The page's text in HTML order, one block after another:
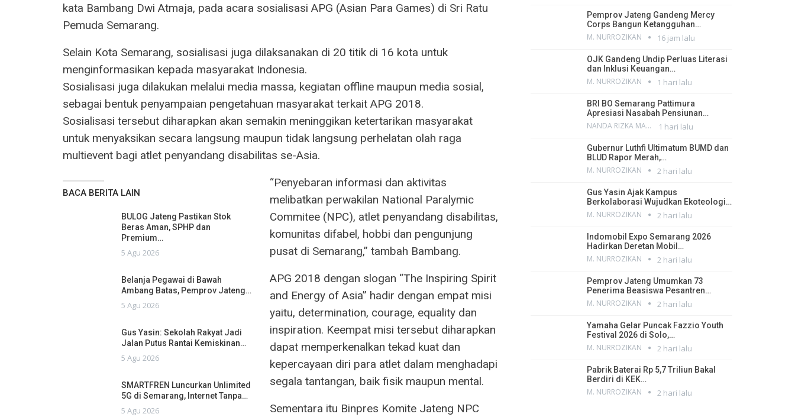
kata Bambang Dwi Atmaja, pada acara sosialisasi APG (Asian Para Games) di Sri Ratu
Pemuda Semarang.
Selain Kota Semarang, sosialisasi juga dilaksanakan di 20 titik di 16 kota untuk
menginformasikan kepada masyarakat Indonesia.
Sosialisasi juga dilakukan melalui media massa, kegiatan offline maupun media sosial,
sebagai bentuk penyampaian pengetahuan masyarakat terkait APG 2018.
Sosialisasi tersebut diharapkan akan semakin meninggikan ketertarikan masyarakat
untuk menyaksikan secara langsung maupun tidak langsung perhelatan olah raga
multievent bagi atlet penyandang disabilitas se-Asia.
BACA BERITA LAIN
BULOG Jateng Pastikan Stok
Beras Aman, SPHP dan
Premium…
5 Agu 2026
Belanja Pegawai di Bawah
Ambang Batas, Pemprov Jateng…
5 Agu 2026
Gus Yasin: Sekolah Rakyat Jadi
Jalan Putus Rantai Kemiskinan…
5 Agu 2026
SMARTFREN Luncurkan Unlimited
5G di Semarang, Internet Tanpa…
5 Agu 2026
“Penyebaran informasi dan aktivitas
melibatkan perwakilan National Paralymic
Commitee (NPC), atlet penyandang disabilitas,
komunitas difabel, hobbi dan pengunjung
pusat di Semarang,” tambah Bambang.
APG 2018 dengan slogan “The Inspiring Spirit
and Energy of Asia” hadir dengan empat misi
yaitu, determination, courage, equality dan
inspiration. Keempat misi tersebut diharapkan
dapat memperkenalkan tekad kuat dan
kepercayaan diri para atlet dalam menghadapi
segala tantangan, baik fisik maupun mental.
Sementara itu Binpres Komite Jateng NPC
Pemprov Jateng Gandeng Mercy
Corps Bangun Ketangguhan…
M. NURROZIKAN 16 jam lalu
OJK Gandeng Undip Perluas Literasi
dan Inklusi Keuangan…
M. NURROZIKAN 1 hari lalu
BRI BO Semarang Pattimura
Apresiasi Nasabah Pensiunan…
NANDA RIZKA MAHENDRA 1 hari lalu
Gubernur Luthfi Ultimatum BUMD dan
BLUD Rapor Merah,…
M. NURROZIKAN 2 hari lalu
Gus Yasin Ajak Kampus
Berkolaborasi Wujudkan Ekoteologi…
M. NURROZIKAN 2 hari lalu
Indomobil Expo Semarang 2026
Hadirkan Deretan Mobil…
M. NURROZIKAN 2 hari lalu
Pemprov Jateng Umumkan 73
Penerima Beasiswa Pesantren…
M. NURROZIKAN 2 hari lalu
Yamaha Gelar Puncak Fazzio Youth
Festival 2026 di Solo,…
M. NURROZIKAN 2 hari lalu
Pabrik Baterai Rp 5,7 Triliun Bakal
Berdiri di KEK…
M. NURROZIKAN 2 hari lalu